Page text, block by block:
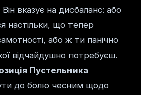
вказує на дисбаланс: або
настільки, що тепер
або ж ти панічно
відчайдушно потребуєш.
Пустельника
до болю чесним щодо